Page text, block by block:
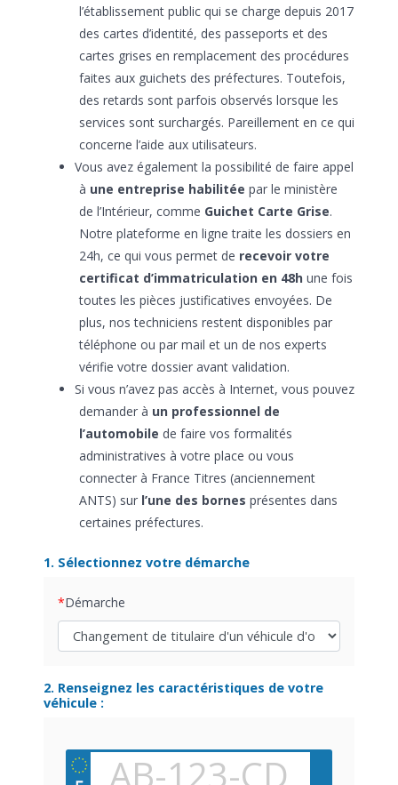
l’établissement public qui se charge depuis 2017
des cartes d’identité, des passeports et des
cartes grises en remplacement des procédures
faites aux guichets des préfectures. Toutefois,
des retards sont parfois observés lorsque les
services sont surchargés. Pareillement en ce qui
concerne l’aide aux utilisateurs.
Vous avez également la possibilité de faire appel
à une entreprise habilitée par le ministère
de l’Intérieur, comme Guichet Carte Grise.
Notre plateforme en ligne traite les dossiers en
24h, ce qui vous permet de recevoir votre
certificat d’immatriculation en 48hune fois
toutes les pièces justificatives envoyées. De
plus, nos techniciens restent disponibles par
téléphone ou par mail et un de nos experts
vérifie votre dossier avant validation.
Si vous n’avez pas accès à Internet, vous pouvez
demander à un professionnel de
l’automobile de faire vos formalités
administratives à votre place ou vous
connecter à France Titres (anciennement
ANTS) sur l’une des bornes présentes dans
certaines préfectures.
1. Sélectionnez votre démarche
Démarche
2. Renseignez les caractéristiques de votre
véhicule :